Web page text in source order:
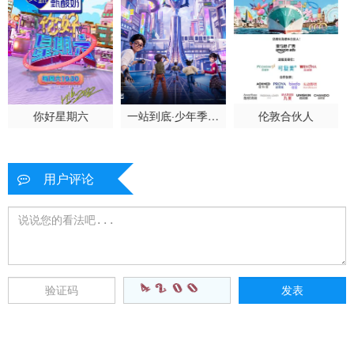
你好星期六
一站到底·少年季第
伦敦合伙人
用户评论